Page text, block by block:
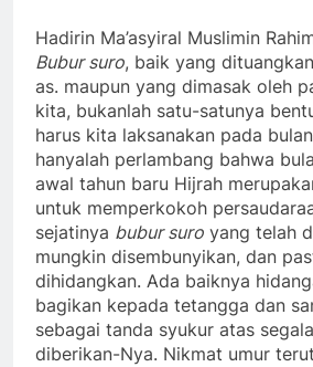
Hadirin Ma’asyiral Muslimin
Bubur suro, baik yang
as. maupun yang dimasak oleh
kita, bukanlah satu-satunya
harus kita laksanakan pada
hanyalah perlambang bahwa
awal tahun baru Hijrah
untuk memperkokoh
sejatinya bubur suro yang telah
mungkin disembunyikan, dan
dihidangkan. Ada baiknya
bagikan kepada tetangga dan
sebagai tanda syukur atas
diberikan-Nya. Nikmat umur